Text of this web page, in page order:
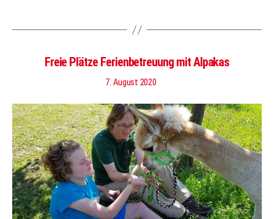
Freie Plätze Ferienbetreuung mit Alpakas
7. August 2020